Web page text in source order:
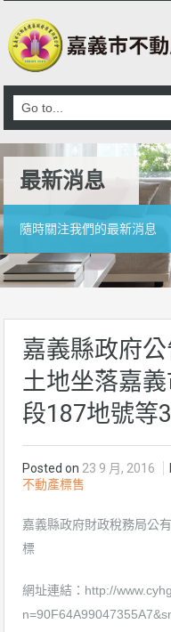
最新消息
隨時關注我們的最新消息
嘉義縣政府
土地坐落嘉
段187地號等
Posted on 23 9 月, 2016
不動產標售
嘉義縣政府財政稅務局公
標
網址連結： http://